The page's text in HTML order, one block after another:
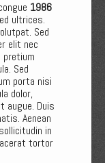
1986
ultrices.
Sed
elit nec
pretium
Sed
porta nisi
dolor,
augue. Duis
Aenean
in
tortor